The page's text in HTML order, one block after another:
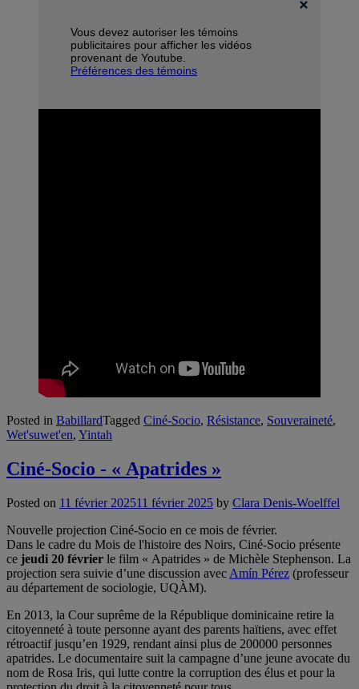
Vous devez autoriser les témoins
publicitaires pour afficher les vidéos
provenant de Youtube.
Préférences des témoins
Posted in BabillardTagged Ciné-Socio, Résistance, Souveraineté,
Wet'suwet'en, Yintah
Ciné-Socio - « Apatrides »
Posted on 11 février 202511 février 2025 by Clara Denis-Woelffel
Nouvelle projection Ciné-Socio en ce mois de février.
Dans le cadre du Mois de l'histoire des Noirs, Ciné-Socio présente
ce jeudi 20 février le film « Apatrides » de Michèle Stephenson. La
projection sera suivie d’une discussion avec Amín Pérez (professeur
au département de sociologie, UQÀM).
En 2013, la Cour suprême de la République dominicaine retire la
citoyenneté à toute personne ayant des parents haïtiens, avec effet
rétroactif jusqu’en 1929, rendant ainsi plus de 200000 personnes
apatrides. Le documentaire suit la campagne d’une jeune avocate du
nom de Rosa Iris, qui lutte contre la corruption des élus et pour la